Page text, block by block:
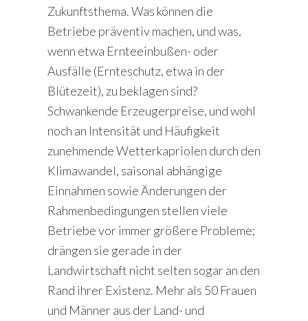
Zukunftsthema. Was können die
Betriebe präventiv machen, und was,
wenn etwa Ernteeinbußen- oder
Ausfälle (Ernteschutz, etwa in der
Blütezeit), zu beklagen sind?
Schwankende Erzeugerpreise, und wohl
noch an Intensität und Häufigkeit
zunehmende Wetterkapriolen durch den
Klimawandel, saisonal abhängige
Einnahmen sowie Änderungen der
Rahmenbedingungen stellen viele
Betriebe vor immer größere Probleme;
drängen sie gerade in der
Landwirtschaft nicht selten sogar an den
Rand ihrer Existenz. Mehr als 50 Frauen
und Männer aus der Land- und